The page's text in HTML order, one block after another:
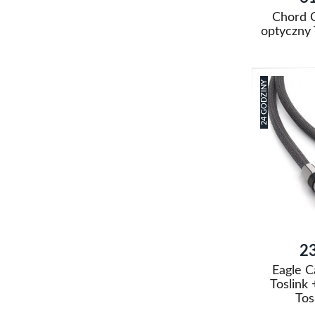
Chord
optyczny
Dodaj
do
listy
życzeń
Porównaj
24 GODZINY
Eagle
Toslink